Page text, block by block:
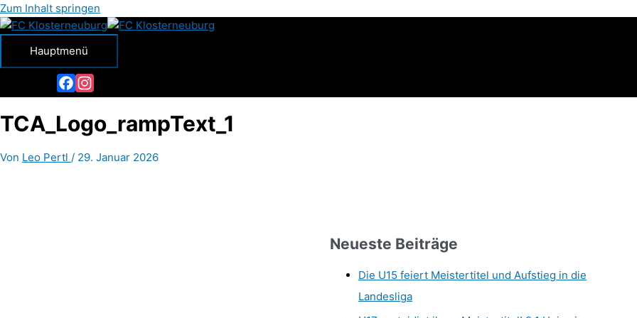
Zum Inhalt springen
Hauptmenü
Facebook
Instagram
TCA_Logo_rampText_1
Von Leo Pertl / 29. Januar 2026
Neueste Beiträge
Die U15 feiert Meistertitel und Aufstieg in die
Landesliga